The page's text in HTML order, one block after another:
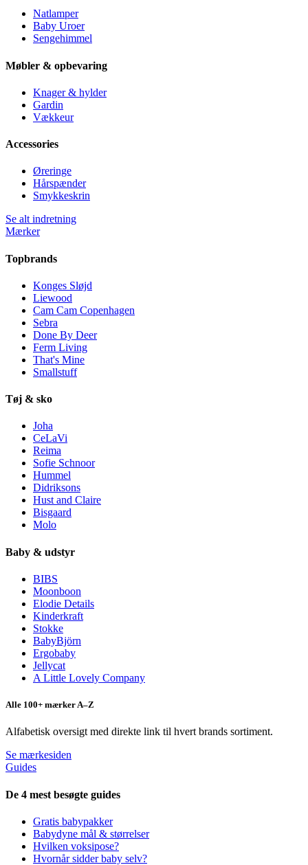
Natlamper
Baby Uroer
Sengehimmel
Møbler & opbevaring
Knager & hylder
Gardin
Vækkeur
Accessories
Øreringe
Hårspænder
Smykkeskrin
Se alt indretning
Mærker
Topbrands
Konges Sløjd
Liewood
Cam Cam Copenhagen
Sebra
Done By Deer
Ferm Living
That's Mine
Smallstuff
Tøj & sko
Joha
CeLaVi
Reima
Sofie Schnoor
Hummel
Didriksons
Hust and Claire
Bisgaard
Molo
Baby & udstyr
BIBS
Moonboon
Elodie Details
Kinderkraft
Stokke
BabyBjörn
Ergobaby
Jellycat
A Little Lovely Company
Alle 100+ mærker A–Z
Alfabetisk oversigt med direkte link til hvert brands sortiment.
Se mærkesiden
Guides
De 4 mest besøgte guides
Gratis babypakker
Babydyne mål & størrelser
Hvilken voksipose?
Hvornår sidder baby selv?